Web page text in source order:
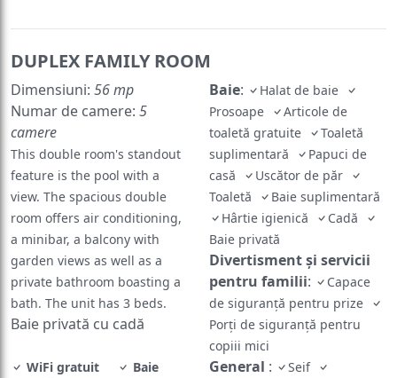
DUPLEX FAMILY ROOM
Dimensiuni: 56 mp
Numar de camere: 5
camere
This double room's standout
feature is the pool with a
view. The spacious double
room offers air conditioning,
a minibar, a balcony with
garden views as well as a
private bathroom boasting a
bath. The unit has 3 beds.
Baie privată cu cadă
WiFi gratuit
Baie
Baie:
Halat de baie
Prosoape
Articole de
toaletă gratuite
Toaletă
suplimentară
Papuci de
casă
Uscător de păr
Toaletă
Baie suplimentară
Hârtie igienică
Cadă
Baie privată
Divertisment și servicii
pentru familii:
Capace
de siguranță pentru prize
Porți de siguranță pentru
copiii mici
General :
Seif